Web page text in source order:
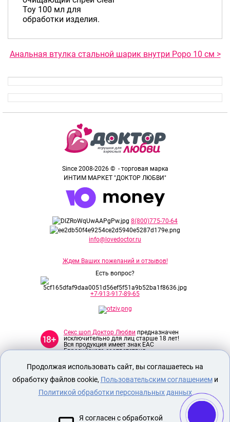
Toy 100 мл для
обработки изделия.
Анальная втулка стальной шарик внутри Popo 10 см >
Since 2008-2026 © - торговая марка
ИНТИМ МАРКЕТ "ДОКТОР ЛЮБВИ"
8(800)775-70-64
info@lovedoctor.ru
Ждем Ваших пожеланий и отзывов!
Есть вопрос?
+7-913-917-89-65
Секс шоп Доктор Любви предназначен
исключительно для лиц старше 18 лет!
Вся продукция имеет знак EAC
Евразийского соответствия.
О МАГАЗИНЕ
ОПЛАТА И ДОСТАВКА
ЭРОТИЧЕСКОЕ БЕЛЬЕ
Продолжая использовать сайт, вы соглашаетесь на
обработку файлов cookie, Пользовательским соглашениеми
Политикой обработки персональных данных
Я согласен с обработкой